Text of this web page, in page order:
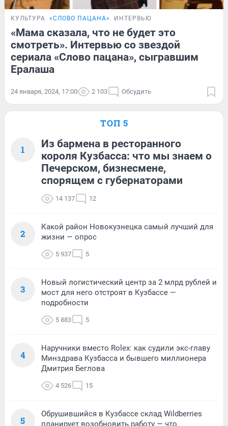
КУЛЬТУРА «СЛОВО ПАЦАНА» ИНТЕРВЬЮ
«Мама сказала, что не будет это
смотреть». Интервью со звездой
сериала «Слово пацана», сыгравшим
Ералаша
24 января, 2024, 17:00 2 103 Обсудить
ТОП 5
1
Из бармена в ресторанного
короля Кузбасса: что мы знаем о
Печерском, бизнесмене,
спорящем с губернаторами
14 137 12
2
Какой район Новокузнецка самый лучший для
жизни — опрос
5 937 5
3
Новый логистический центр за 2 млрд рублей и
мост для него отстроят в Кузбассе —
подробности
5 883 5
4
Наручники вместо Rolex: как судили экс-главу
Минздрава Кузбасса и бывшего миллионера
Дмитрия Беглова
4 526 15
5
Обрушившийся в Кузбассе склад Wildberries
планирует возобновить работу — что